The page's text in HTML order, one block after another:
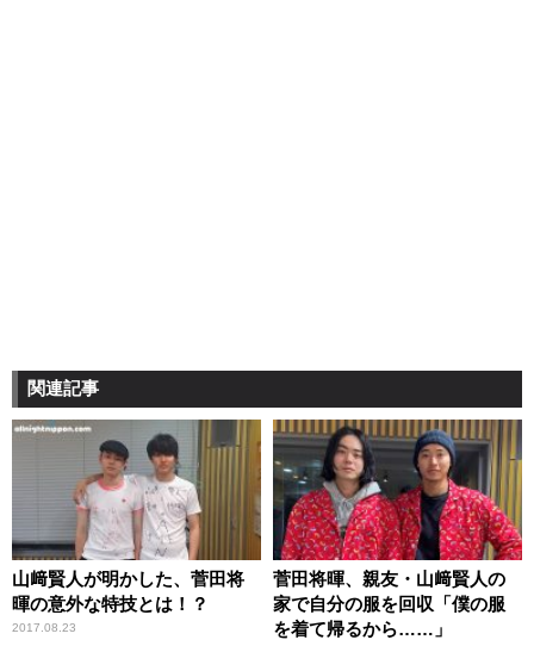
関連記事
山﨑賢人が明かした、菅田将
暉の意外な特技とは！？
2017.08.23
菅田将暉、親友・山﨑賢人の
家で自分の服を回収「僕の服
を着て帰るから……」